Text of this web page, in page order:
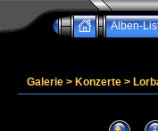
Alben-
Galerie > Konzerte >